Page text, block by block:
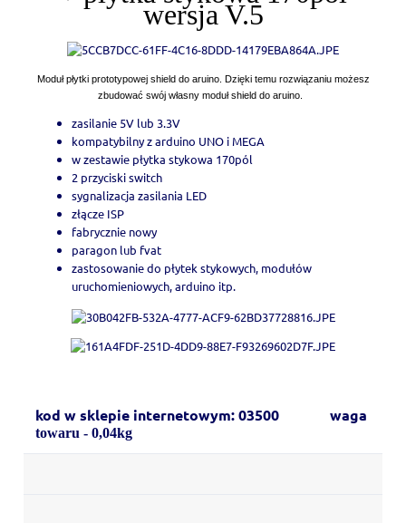
wersja V.5
Moduł płytki prototypowej shield do aruino. Dzięki temu rozwiązaniu możesz
zbudować swój własny moduł shield do aruino.
zasilanie 5V lub 3.3V
kompatybilny z arduino UNO i MEGA
w zestawie płytka stykowa 170pól
2 przyciski switch
sygnalizacja zasilania LED
złącze ISP
fabrycznie nowy
paragon lub fvat
zastosowanie do płytek stykowych, modułów
uruchomieniowych, arduino itp.
kod w sklepie internetowym: 03500 waga
towaru - 0,04kg